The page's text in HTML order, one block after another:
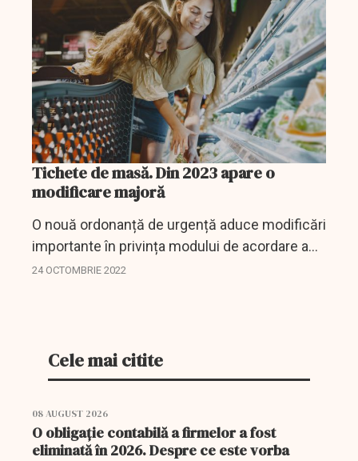
Tichete de masă. Din 2023 apare o
modificare majoră
O nouă ordonanță de urgență aduce modificări
importante în privința modului de acordare a
tichetelor de masă.
24 OCTOMBRIE 2022
Cele mai citite
08 AUGUST 2026
O obligație contabilă a firmelor a fost
eliminată în 2026. Despre ce este vorba